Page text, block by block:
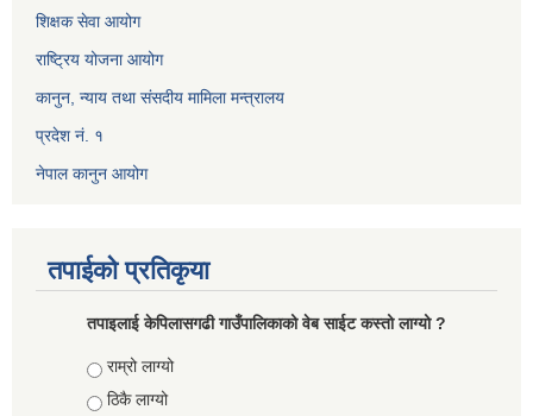
शिक्षक सेवा आयोग
राष्ट्रिय योजना आयोग
कानुन, न्याय तथा संसदीय मामिला मन्त्रालय
प्रदेश नं. १
नेपाल कानुन आयोग
तपाईको प्रतिकृया
तपाइलाई केपिलासगढी गाउँपालिकाको वेब साईट कस्तो लाग्यो ?
Choices
राम्रो लाग्यो
ठिकै लाग्यो